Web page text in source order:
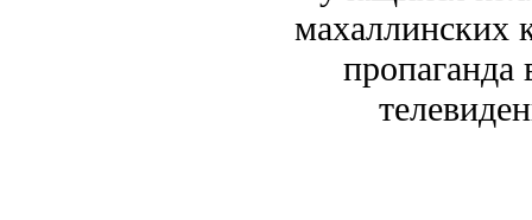
махаллинских
пропаганда